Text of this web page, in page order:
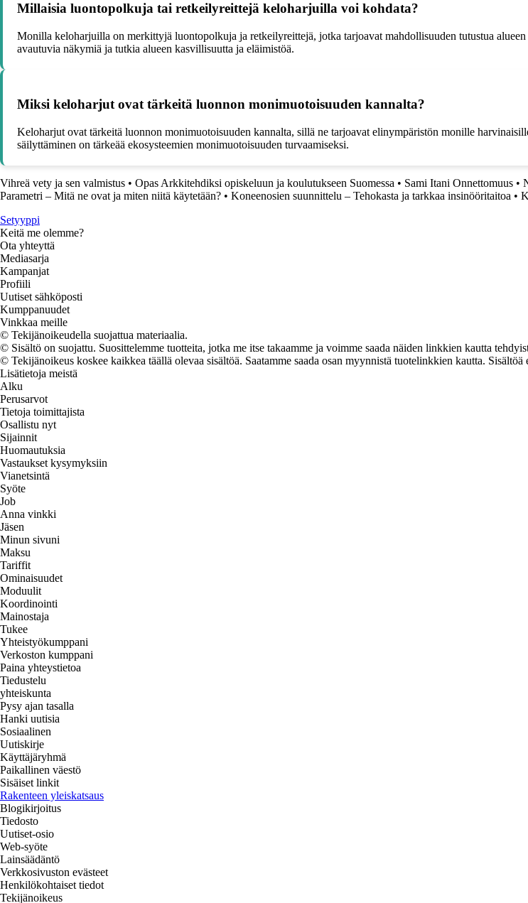
Millaisia luontopolkuja tai retkeilyreittejä keloharjuilla voi kohdata?
Monilla keloharjuilla on merkittyjä luontopolkuja ja retkeilyreittejä, jotka tarjoavat mahdollisuuden tutustua
avautuvia näkymiä ja tutkia alueen kasvillisuutta ja eläimistöä.
Miksi keloharjut ovat tärkeitä luonnon monimuotoisuuden kannalta?
Keloharjut ovat tärkeitä luonnon monimuotoisuuden kannalta, sillä ne tarjoavat elinympäristön monille
säilyttäminen on tärkeää ekosysteemien monimuotoisuuden turvaamiseksi.
Vihreä vety ja sen valmistus • Opas Arkkitehdiksi opiskeluun ja koulutukseen Suomessa • Sami Itani Onnettomuus •
Parametri – Mitä ne ovat ja miten niitä käytetään? • Koneenosien suunnittelu – Tehokasta ja tarkkaa insinööritaitoa •
Setyyppi
Keitä me olemme?
Ota yhteyttä
Mediasarja
Kampanjat
Profiili
Uutiset sähköposti
Kumppanuudet
Vinkkaa meille
© Tekijänoikeudella suojattua materiaalia.
© Sisältö on suojattu. Suosittelemme tuotteita, jotka me itse takaamme ja voimme saada näiden linkkien kautta
© Tekijänoikeus koskee kaikkea täällä olevaa sisältöä. Saatamme saada osan myynnistä tuotelinkkien kautta.
Lisätietoja meistä
Alku
Perusarvot
Tietoja toimittajista
Osallistu nyt
Sijainnit
Huomautuksia
Vastaukset kysymyksiin
Vianetsintä
Syöte
Job
Anna vinkki
Jäsen
Minun sivuni
Maksu
Tariffit
Ominaisuudet
Moduulit
Koordinointi
Mainostaja
Tukee
Yhteistyökumppani
Verkoston kumppani
Paina yhteystietoa
Tiedustelu
yhteiskunta
Pysy ajan tasalla
Hanki uutisia
Sosiaalinen
Uutiskirje
Käyttäjäryhmä
Paikallinen väestö
Sisäiset linkit
Rakenteen yleiskatsaus
Blogikirjoitus
Tiedosto
Uutiset-osio
Web-syöte
Lainsäädäntö
Verkkosivuston evästeet
Henkilökohtaiset tiedot
Tekijänoikeus